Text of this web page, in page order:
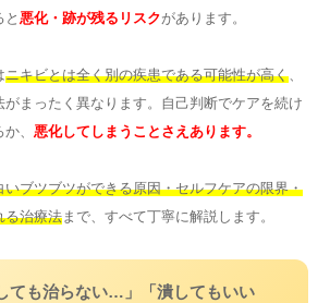
と悪化・跡が残るリスクがあります。
ニキビとは全く別の疾患である可能性が高く、
がまったく異なります。自己判断でケアを続け
、 悪化してしまうことさえあります。
いブツブツができる原因・セルフケアの限界・
る治療法まで、すべて丁寧に解説します。
ても治らない…」「潰してもいい